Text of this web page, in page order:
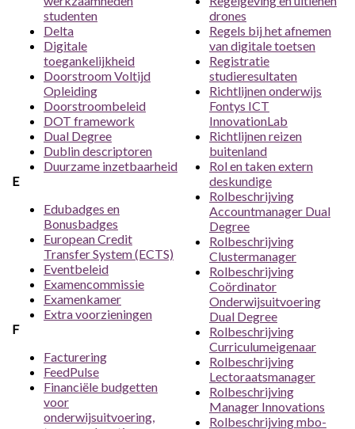
studenten
Delta
Digitale
toegankelijkheid
Doorstroom Voltijd
Opleiding
Doorstroombeleid
DOT framework
Dual Degree
Dublin descriptoren
Duurzame inzetbaarheid
E
Edubadges en
Bonusbadges
European Credit
Transfer System (ECTS)
Eventbeleid
Examencommissie
Examenkamer
Extra voorzieningen
F
Facturering
FeedPulse
Financiële budgetten
voor
onderwijsuitvoering,
drones
Regels bij het afnemen
van digitale toetsen
Registratie
studieresultaten
Richtlijnen onderwijs
Fontys ICT
InnovationLab
Richtlijnen reizen
buitenland
Rol en taken extern
deskundige
Rolbeschrijving
Accountmanager Dual
Degree
Rolbeschrijving
Clustermanager
Rolbeschrijving
Coördinator
Onderwijsuitvoering
Dual Degree
Rolbeschrijving
Curriculumeigenaar
Rolbeschrijving
Lectoraatsmanager
Rolbeschrijving
Manager Innovations
Rolbeschrijving mbo-